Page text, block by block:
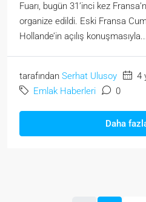
Fuarı, bugün 31’inci kez
organize edildi. Eski Fransa
Hollande’in açılış
tarafından Serhat Ulusoy
4
Emlak Haberleri
0
Daha